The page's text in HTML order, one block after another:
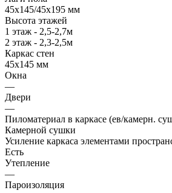
45х145/45х195 мм
Высота этажей
1 этаж - 2,5-2,7м
2 этаж - 2,3-2,5м
Каркас стен
45х145 мм
Окна
—
Двери
—
Пиломатериал в каркасе (ев/камерн.
Камерной сушки
Усиление каркаса элементами
Есть
Утепление
—
Пароизоляция